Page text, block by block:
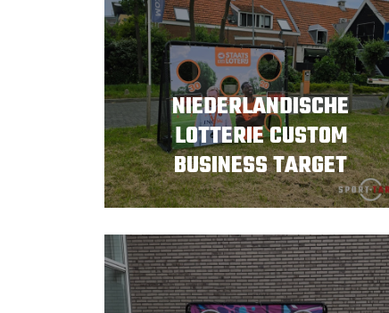
NIEDERLANDISCHE
LOTTERIE CUSTOM
BUSINESS TARGET